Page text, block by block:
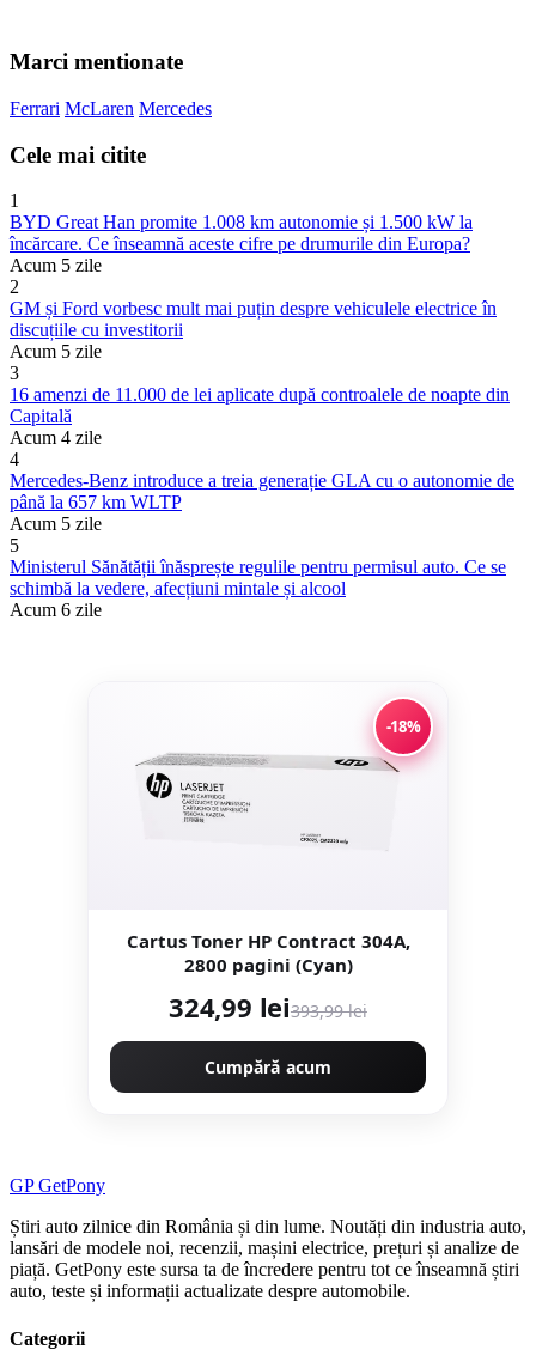
Marci mentionate
Ferrari McLaren Mercedes
Cele mai citite
1
BYD Great Han promite 1.008 km autonomie și 1.500 kW la
încărcare. Ce înseamnă aceste cifre pe drumurile din Europa?
Acum 5 zile
2
GM și Ford vorbesc mult mai puțin despre vehiculele electrice în
discuțiile cu investitorii
Acum 5 zile
3
16 amenzi de 11.000 de lei aplicate după controalele de noapte din
Capitală
Acum 4 zile
4
Mercedes-Benz introduce a treia generație GLA cu o autonomie de
până la 657 km WLTP
Acum 5 zile
5
Ministerul Sănătății înăsprește regulile pentru permisul auto. Ce se
schimbă la vedere, afecțiuni mintale și alcool
Acum 6 zile
-18%
Cartus Toner HP Contract 304A,
2800 pagini (Cyan)
324,99 lei393,99 lei
Cumpără acum
GPGetPony
Știri auto zilnice din România și din lume. Noutăți din industria auto,
lansări de modele noi, recenzii, mașini electrice, prețuri și analize de
piață. GetPony este sursa ta de încredere pentru tot ce înseamnă știri
auto, teste și informații actualizate despre automobile.
Categorii